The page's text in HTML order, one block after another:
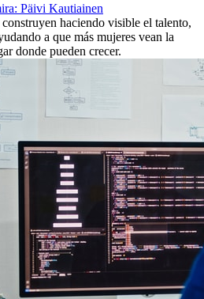
Päivi Kautiainen
haciendo visible el talento,
a que más mujeres vean la
donde pueden crecer.